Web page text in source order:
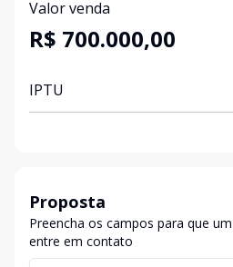
Valor venda
R$ 700.000,00
IPTU
Proposta
Preencha os campos para que
entre em contato